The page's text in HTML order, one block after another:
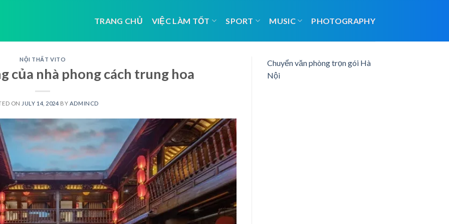
TRANG CHỦ VIỆC LÀM TỐT SPORT MUSIC PHOTOGRAPHY
NỘI THẤT VITO
của nhà phong cách trung hoa
ON JULY 14, 2024 BY ADMINCD
Chuyển văn phòng trọn gói Hà
Nội